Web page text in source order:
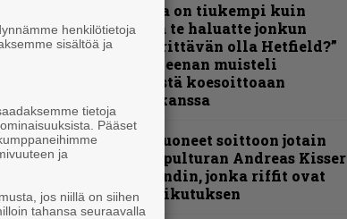
”Metallica on tiukempi kuin
koskaan ja te haluatte jonkun
nulikan yrittävän olla Hetfield?”
– Pepper Keenan muisteli
ensimmäistä koesoittoaan
hevijätin kanssa
”He ovat tuoneet soittoon jotain
uutta” – Sepulturan Andreas Kisser
nimeää bändin, jonka riffit ovat
tehneet vaikutuksen
henkilötietoja
sisältöä ja
tietoja
Pääset
ja
jos niillä on siihen
tahansa seuraavalla